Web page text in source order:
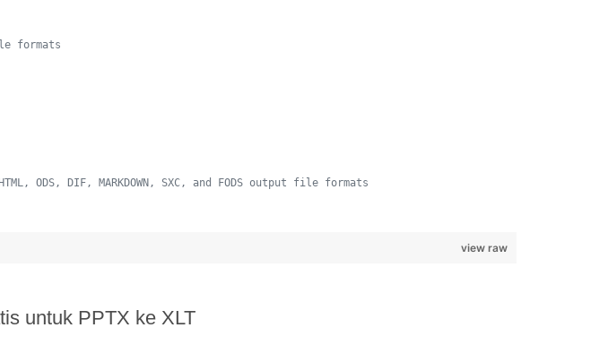
formats
ODS, DIF, MARKDOWN, SXC, and FODS output file formats
view raw
untuk PPTX ke XLT